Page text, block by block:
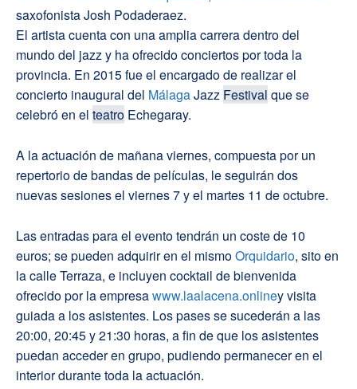
saxofonista Josh Podaderaez.
El artista cuenta con una amplia carrera dentro del
mundo del jazz y ha ofrecido conciertos por toda la
provincia. En 2015 fue el encargado de realizar el
concierto inaugural del MálagaJazz Festival que se
celebró en el teatro Echegaray.
A la actuación de mañana viernes, compuesta por un
repertorio de bandas de películas, le seguirán dos
nuevas sesiones el viernes 7 y el martes 11 de octubre.
Las entradas para el evento tendrán un coste de 10
euros; se pueden adquirir en el mismoOrquidario, sito en
la calle Terraza, e incluyen cocktail de bienvenida
ofrecido por la empresawww.laalacena.onliney visita
guiada a los asistentes. Los pases se sucederán a las
20:00, 20:45 y 21:30 horas, a fin de que los asistentes
puedan acceder en grupo, pudiendo permanecer en el
interior durante toda la actuación.